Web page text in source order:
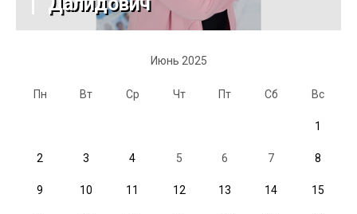
Июнь 2025
Пн Вт Ср Чт Пт Сб Вс
1
2 3 4 5 6 7 8
9 10 11 12 13 14 15